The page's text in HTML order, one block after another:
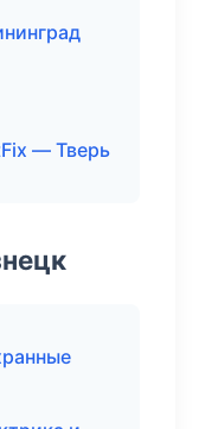
— Тверь